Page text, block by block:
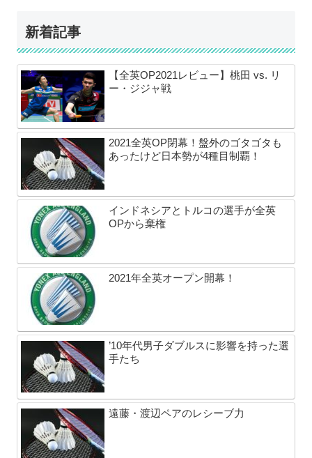
新着記事
【全英OP2021レビュー】桃田 vs. リ
ー・ジジャ戦
2021全英OP閉幕！盤外のゴタゴタも
あったけど日本勢が4種目制覇！
インドネシアとトルコの選手が全英
OPから棄権
2021年全英オープン開幕！
’10年代男子ダブルスに影響を持った選
手たち
遠藤・渡辺ペアのレシーブ力